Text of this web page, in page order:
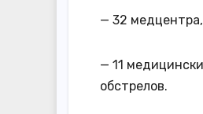
— 32
— 11
обстрелов.